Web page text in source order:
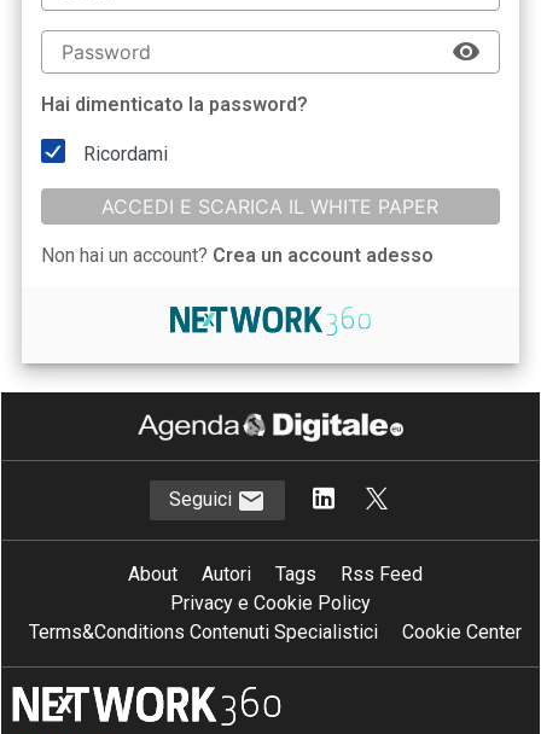
Hai dimenticato la password?
Ricordami
ACCEDI E SCARICA IL WHITE PAPER
Non hai un account? Crea un account adesso
Seguici
About Autori Tags
Rss Feed
Privacy e Cookie Policy
Terms&Conditions Contenuti Specialistici
Cookie Center